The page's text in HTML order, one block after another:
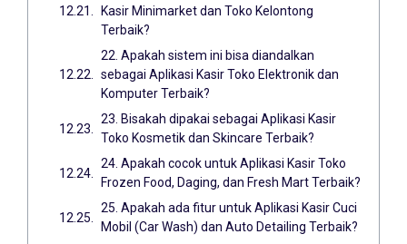
Kasir Minimarket dan Toko Kelontong
Terbaik?
22. Apakah sistem ini bisa diandalkan
sebagai Aplikasi Kasir Toko Elektronik dan
Komputer Terbaik?
23. Bisakah dipakai sebagai Aplikasi Kasir
Toko Kosmetik dan Skincare Terbaik?
24. Apakah cocok untuk Aplikasi Kasir Toko
Frozen Food, Daging, dan Fresh Mart Terbaik?
25. Apakah ada fitur untuk Aplikasi Kasir Cuci
Mobil (Car Wash) dan Auto Detailing Terbaik?